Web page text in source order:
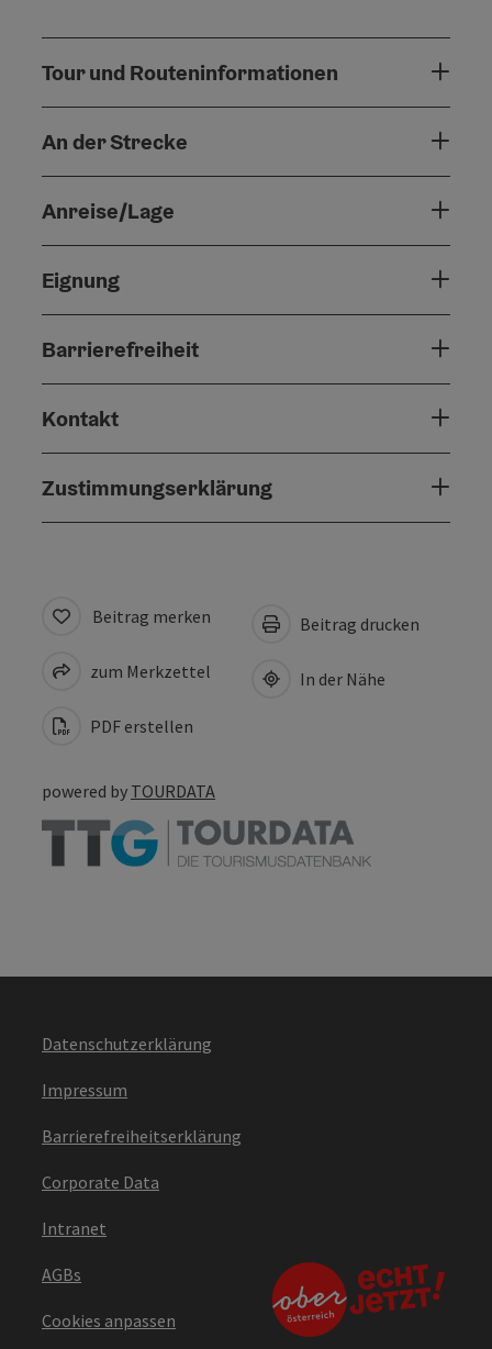
Tour und Routeninformationen
An der Strecke
Anreise/Lage
Eignung
Barrierefreiheit
Kontakt
Zustimmungserklärung
Beitrag merken
zum Merkzettel
PDF erstellen
Beitrag drucken
In der Nähe
powered by TOURDATA
Datenschutzerklärung
Impressum
Barrierefreiheitserklärung
Corporate Data
Intranet
AGBs
Cookies anpassen